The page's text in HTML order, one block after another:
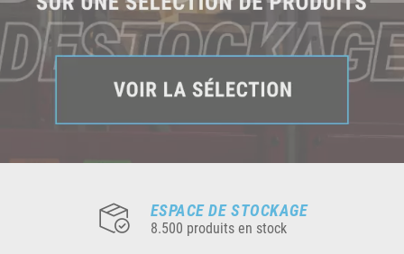
ESPACE DE STOCKAGE
8.500 produits en stock